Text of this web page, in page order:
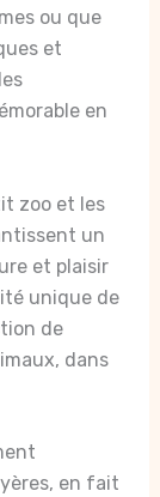
ou que
et
en
zoo et les
un
et plaisir
unique de
de
dans
en fait